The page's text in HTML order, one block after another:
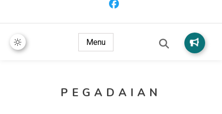
Menu
PEGADAIAN